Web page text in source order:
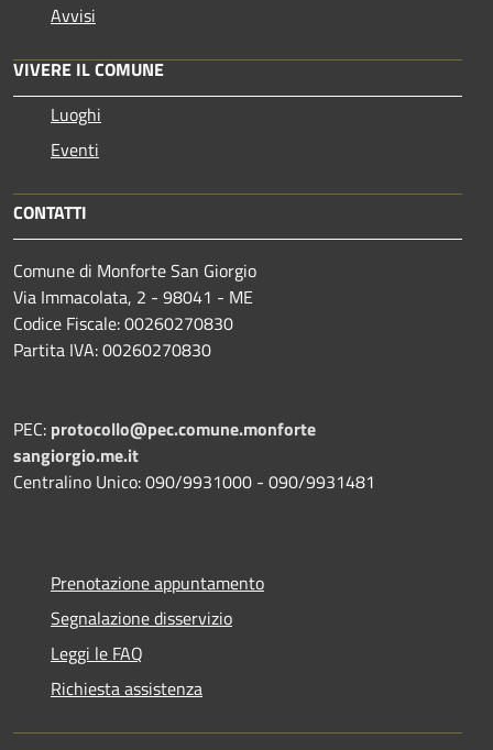
Avvisi
VIVERE IL COMUNE
Luoghi
Eventi
CONTATTI
Comune di Monforte San Giorgio
Via Immacolata, 2 - 98041 - ME
Codice Fiscale: 00260270830
Partita IVA: 00260270830
PEC: protocollo@pec.comune.monforte
sangiorgio.me.it
Centralino Unico: 090/9931000 - 090/9931481
Prenotazione appuntamento
Segnalazione disservizio
Leggi le FAQ
Richiesta assistenza